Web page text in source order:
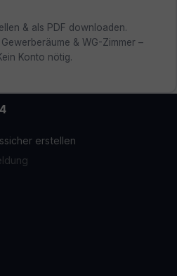
& als PDF downloaden.
& WG-Zimmer –
Konto nötig.
erstellen